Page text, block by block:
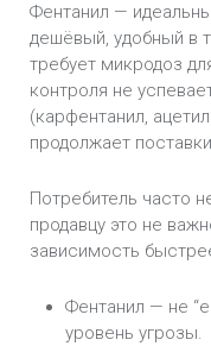
Фентанил —
дешёвый, удобный в
требует микродоз
контроля не
(карфентанил,
продолжает
Потребитель часто
продавцу это не
зависимость
Фентанил — не
уровень угрозы.